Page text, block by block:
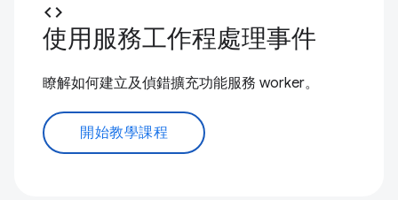
code
使用服務工作程處理事件
瞭解如何建立及偵錯擴充功能服務 worker。
開始教學課程